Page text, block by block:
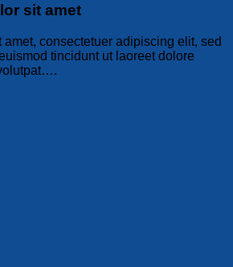
sit amet
amet, consectetuer adipiscing elit, sed
tincidunt ut laoreet dolore